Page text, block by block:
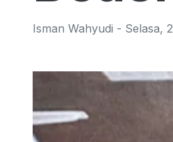
Isman Wahyudi - Selasa,